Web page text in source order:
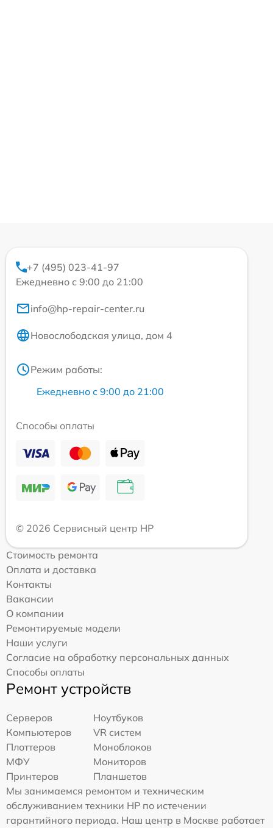
+7 (495) 023-41-97
Ежедневно с 9:00 до 21:00
info@hp-repair-center.ru
Новослободская улица, дом 4
Режим работы:
Ежедневно с 9:00 до 21:00
Способы оплаты
© 2026 Сервисный центр HP
Стоимость ремонта
Оплата и доставка
Контакты
Вакансии
О компании
Ремонтируемые модели
Наши услуги
Согласие на обработку персональных данных
Способы оплаты
Ремонт устройств
Серверов
Ноутбуков
Компьютеров
VR систем
Плоттеров
Моноблоков
МФУ
Мониторов
Принтеров
Планшетов
Мы занимаемся ремонтом и техническим
обслуживанием техники HP по истечении
гарантийного периода. Наш центр в Москве работает